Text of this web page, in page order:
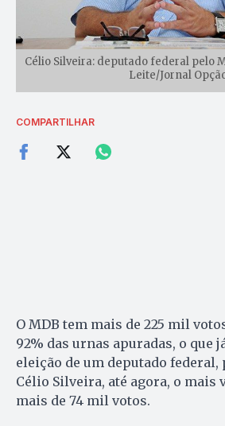
Célio Silveira: deputado federal pelo
Leite/Jornal
COMPARTILHAR
O MDB tem mais de 225 mil
92% das urnas apuradas, o que
eleição de um deputado
Célio Silveira, até agora, o mais
mais de 74 mil votos.